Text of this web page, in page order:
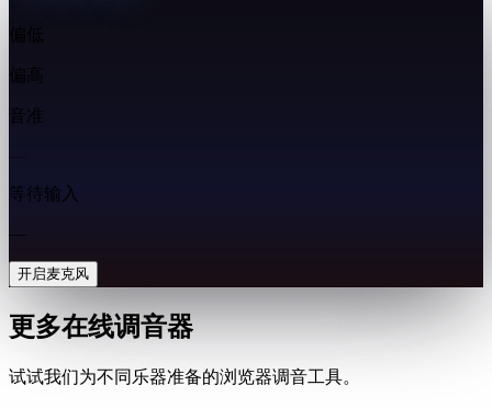
偏低
偏高
音准
等待输入
—
开启麦克风
更多在线调音器
试试我们为不同乐器准备的浏览器调音工具。